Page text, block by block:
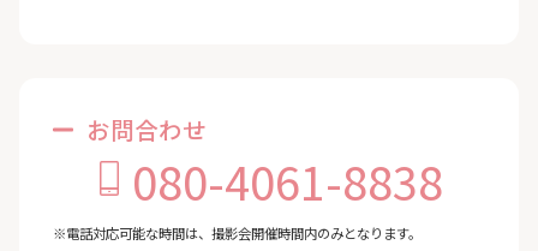
お問合わせ
080-4061-8838
※電話対応可能な時間は、撮影会開催時間内のみとなります。